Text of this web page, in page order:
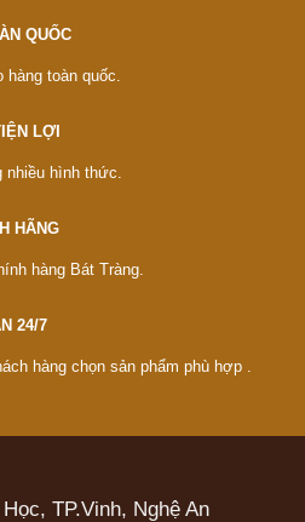
QUỐC
toàn quốc.
LỢI
nhiều hình thức.
HÃNG
hàng Bát Tràng.
24/7
hàng chọn sản phẩm phù hợp .
TP.Vinh, Nghệ An